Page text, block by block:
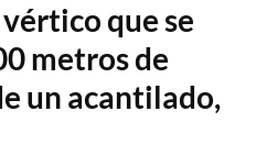
que se
metros de
un acantilado,